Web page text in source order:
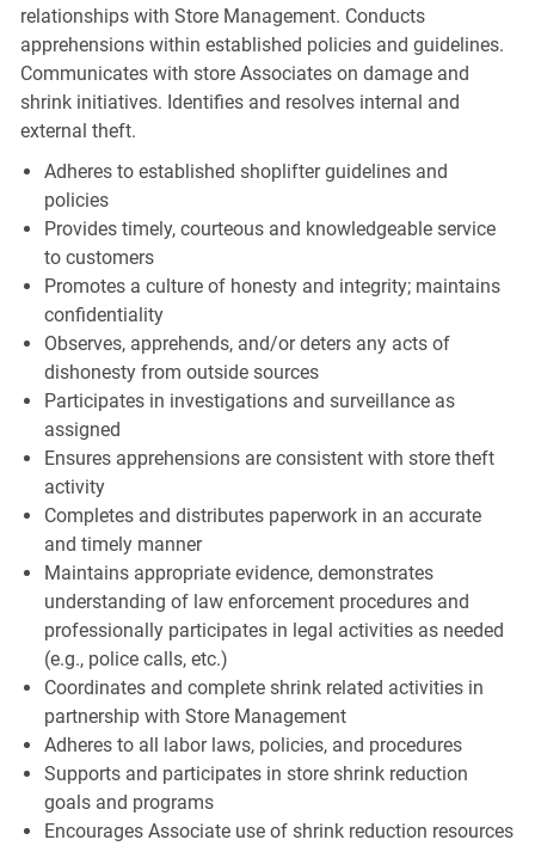
relationships with Store Management. Conducts
apprehensions within established policies and guidelines.
Communicates with store Associates on damage and
shrink initiatives. Identifies and resolves internal and
external theft.
Adheres to established shoplifter guidelines and
policies
Provides timely, courteous and knowledgeable service
to customers
Promotes a culture of honesty and integrity; maintains
confidentiality
Observes, apprehends, and/or deters any acts of
dishonesty from outside sources
Participates in investigations and surveillance as
assigned
Ensures apprehensions are consistent with store theft
activity
Completes and distributes paperwork in an accurate
and timely manner
Maintains appropriate evidence, demonstrates
understanding of law enforcement procedures and
professionally participates in legal activities as needed
(e.g., police calls, etc.)
Coordinates and complete shrink related activities in
partnership with Store Management
Adheres to all labor laws, policies, and procedures
Supports and participates in store shrink reduction
goals and programs
Encourages Associate use of shrink reduction resources